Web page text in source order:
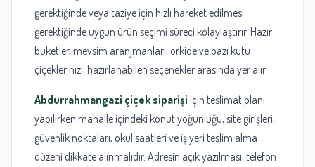
gerektiğinde veya taziye için hızlı hareket edilmesi
gerektiğinde uygun ürün seçimi süreci kolaylaştırır. Hazır
buketler, mevsim aranjmanları, orkide ve bazı kutu
çiçekler hızlı hazırlanabilen seçenekler arasında yer alır.
Abdurrahmangazi çiçek siparişi için teslimat planı
yapılırken mahalle içindeki konut yoğunluğu, site girişleri,
güvenlik noktaları, okul saatleri ve iş yeri teslim alma
düzeni dikkate alınmalıdır. Adresin açık yazılması, telefon